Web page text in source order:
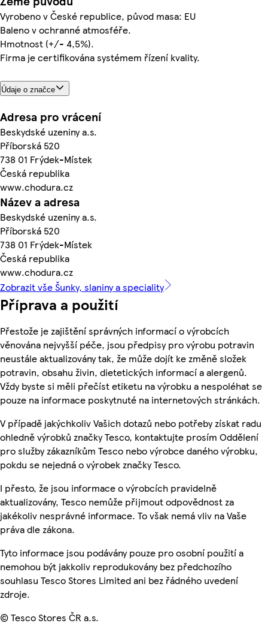
Vyrobeno v České republice, původ masa: EU
Baleno v ochranné atmosféře.
Hmotnost (+/- 4,5%).
Firma je certifikována systémem řízení kvality.
Údaje o značce
Adresa pro vrácení
Beskydské uzeniny a.s.
Příborská 520
738 01 Frýdek-Místek
Česká republika
www.chodura.cz
Název a adresa
Beskydské uzeniny a.s.
Příborská 520
738 01 Frýdek-Místek
Česká republika
www.chodura.cz
Zobrazit vše Šunky, slaniny a speciality
Příprava a použití
Přestože je zajištění správných informací o výrobcích
věnována nejvyšší péče, jsou předpisy pro výrobu potravin
neustále aktualizovány tak, že může dojít ke změně složek
potravin, obsahu živin, dietetických informací a alergenů.
Vždy byste si měli přečíst etiketu na výrobku a nespoléhat se
pouze na informace poskytnuté na internetových stránkách.
V případě jakýchkoliv Vašich dotazů nebo potřeby získat radu
ohledně výrobků značky Tesco, kontaktujte prosím Oddělení
pro služby zákazníkům Tesco nebo výrobce daného výrobku,
pokdu se nejedná o výrobek značky Tesco.
I přesto, že jsou informace o výrobcích pravidelně
aktualizovány, Tesco nemůže přijmout odpovědnost za
jakékoliv nesprávné informace. To však nemá vliv na Vaše
práva dle zákona.
Tyto informace jsou podávány pouze pro osobní použití a
nemohou být jakkoliv reprodukovány bez předchozího
souhlasu Tesco Stores Limited ani bez řádného uvedení
zdroje.
© Tesco Stores ČR a.s.